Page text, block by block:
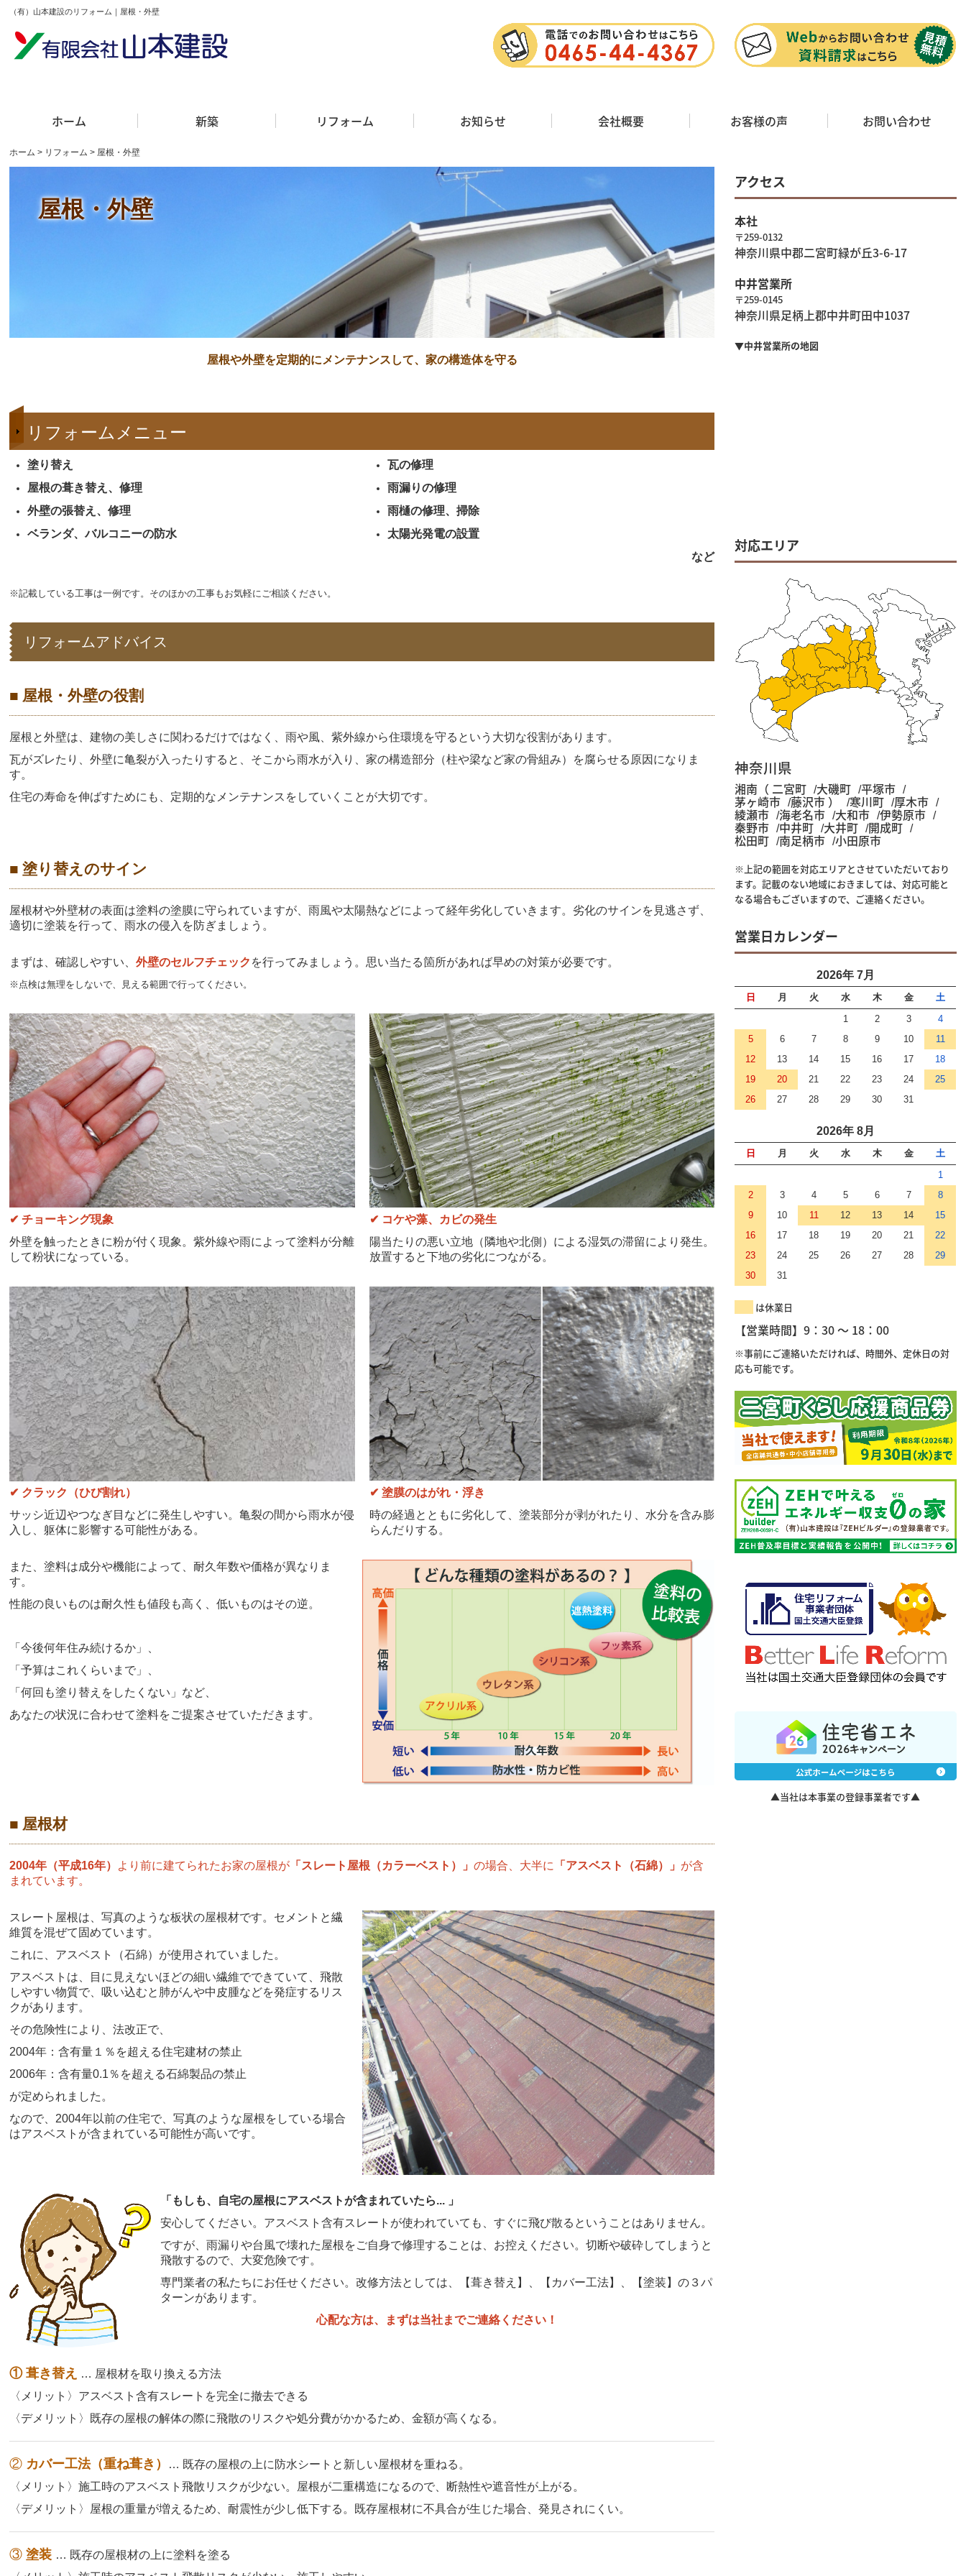
（有）山本建設のリフォーム｜屋根・外壁
ホーム 新築 リフォーム お知らせ 会社概要 お客様の声 お問い合わせ
ホーム リフォーム 屋根・外壁
屋根・外壁
屋根や外壁を定期的にメンテナンスして、 家の構造体を守る
リフォームメニュー
塗り替え
屋根の葺き替え、修理
外壁の張替え、修理
ベランダ、バルコニーの防水
瓦の修理
雨漏りの修理
雨樋の修理、掃除
太陽光発電の設置
など
※記載している工事は一例です。そのほかの工事もお気軽にご相談ください。
リフォームアドバイス
■ 屋根・外壁の役割
屋根と外壁は、建物の美しさに関わるだけではなく、雨や風、紫外線から住環境を守るという大切な役割があります。
瓦がズレたり、外壁に亀裂が入ったりすると、そこから雨水が入り、家の構造部分（柱や梁など家の骨組み）を腐らせる原因になりま
す。
住宅の寿命を伸ばすためにも、定期的なメンテナンスをしていくことが大切です。
■ 塗り替えのサイン
屋根材や外壁材の表面は塗料の塗膜に守られていますが、雨風や太陽熱などによって経年劣化していきます。劣化のサインを見逃さず、
適切に塗装を行って、雨水の侵入を防ぎましょう。
まずは、確認しやすい、外壁のセルフチェック を行ってみましょう。思い当たる箇所があれば早めの対策が必要です。
※点検は無理をしないで、見える範囲で行ってください。
✔ チョーキング現象
外壁を触ったときに粉が付く現象。紫外線や雨によって塗料が分離
して粉状になっている。
✔ コケや藻、カビの発生
陽当たりの悪い立地（隣地や北側）による湿気の滞留により発生。
放置すると下地の劣化につながる。
✔ クラック（ひび割れ）
サッシ近辺やつなぎ目などに発生しやすい。亀裂の間から雨水が侵
入し、躯体に影響する可能性がある。
✔ 塗膜のはがれ・浮き
時の経過とともに劣化して、塗装部分が剥がれたり、水分を含み膨
らんだりする。
また、塗料は成分や機能によって、耐久年数や価格が異なりま
す。
性能の良いものは耐久性も値段も高く、低いものはその逆。
「今後何年住み続けるか」、
「予算はこれくらいまで」、
「何回も塗り替えをしたくない」など、
あなたの状況に合わせて塗料をご提案させていただきます。
■ 屋根材
2004年（平成16年） より前に建てられたお家の屋根が 「スレート屋根（カラーベスト）」の場合、大半に 「アスベスト（石綿）」 が含
まれています。
スレート屋根は、写真のような板状の屋根材です。セメントと繊
維質を混ぜて固めています。
これに、アスベスト（石綿）が使用されていました。
アスベストは、目に見えないほどの細い繊維でできていて、飛散
しやすい物質で、吸い込むと肺がんや中皮腫などを発症するリス
クがあります。
その危険性により、法改正で、
2004年：含有量１％を超える住宅建材の禁止
2006年：含有量0.1％を超える石綿製品の禁止
が定められました。
なので、2004年以前の住宅で、写真のような屋根をしている場合
はアスベストが含まれている可能性が高いです。
「もしも、自宅の屋根にアスベストが含まれていたら... 」
安心してください。アスベスト含有スレートが使われていても、すぐに飛び散るということはありません。
ですが、雨漏りや台風で壊れた屋根をご自身で修理することは、お控えください。切断や破砕してしまうと
飛散するので、大変危険です。
専門業者の私たちにお任せください。改修方法としては、【葺き替え】、【カバー工法】、【塗装】の３パ
ターンがあります。
心配な方は、まずは当社までご連絡ください！
①葺き替え
… 屋根材を取り換える方法
〈メリット〉アスベスト含有スレートを完全に撤去できる
〈デメリット〉既存の屋根の解体の際に飛散のリスクや処分費がかかるため、金額が高くなる。
② カバー工法（重ね葺き）
… 既存の屋根の上に防水シートと新しい屋根材を重ねる。
〈メリット〉施工時のアスベスト飛散リスクが少ない。屋根が二重構造になるので、断熱性や遮音性が上がる。
〈デメリット〉屋根の重量が増えるため、耐震性が少し低下する。既存屋根材に不具合が生じた場合、発見されにくい。
③ 塗装 … 既存の屋根材の上に塗料を塗る
アクセス
本社
〒259-0132
神奈川県中郡二宮町緑が丘3-6-17
中井営業所
〒259-0145
神奈川県足柄上郡中井町田中1037
▼中井営業所の地図
対応エリア
神奈川県
湘南（ 二宮町 大磯町 平塚市
茅ヶ崎市 藤沢市 ） 寒川町 厚木市
綾瀬市 海老名市 大和市 伊勢原市
秦野市 中井町 大井町 開成町
松田町 南足柄市 小田原市
※上記の範囲を対応エリアとさせていただいており
ます。記載のない地域におきましては、対応可能と
なる場合もございますので、ご連絡ください。
営業日カレンダー
2026年 7月
日 月 火 水 木 金
土
1
2 3
4
5
6 7 8 9 10
11
12
13 14 15 16 17
18
19
20 21 22 23 24
25
26
27 28 29 30 31
2026年 8月
日 月 火 水 木 金
土
1
2
3 4 5 6 7
8
9
10 11 12 13 14
15
16
17 18 19 20 21
22
23
24 25 26 27 28
29
30
31
は休業日
【営業時間】9：30 ～ 18：00
※事前にご連絡いただければ、時間外、定休日の対
応も可能です。
▲当社は本事業の登録事業者です▲